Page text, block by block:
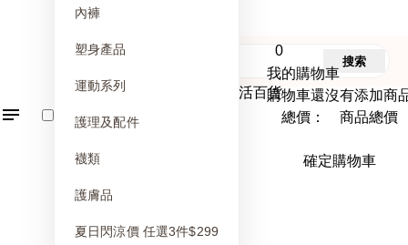
內褲
塑身產品
運動系列
護理及配件
襪類
護膚品
夏日閃涼價 任選3件$299
0
我的購物車
購物車還沒有添加商
總價： 商品總價
確定購物車
搜索